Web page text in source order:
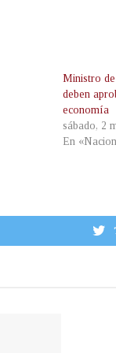
Ministro
deben
economía
sábado, 2
En